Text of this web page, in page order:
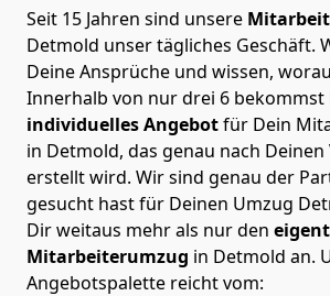
Seit 15 Jahren sind unsere
Detmold unser tägliches Geschäft.
Deine Ansprüche und wissen,
Innerhalb von nur drei 6 bekommst
individuelles Angebotfür Dein
in Detmold, das genau nach
erstellt wird. Wir sind genau der
gesucht hast für Deinen Umzug
Dir weitaus mehr als nur den
Mitarbeiterumzug in Detmold an.
Angebotspalette reicht vom: